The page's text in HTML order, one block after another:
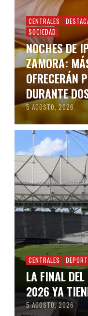
CENTRALES
SOCIEDAD
NOCHES DE
ZAMORA:
DURANTE
5 AGOSTO, 2026
CENTRALES
LA FINAL
2026 YA
5 AGOSTO, 2026